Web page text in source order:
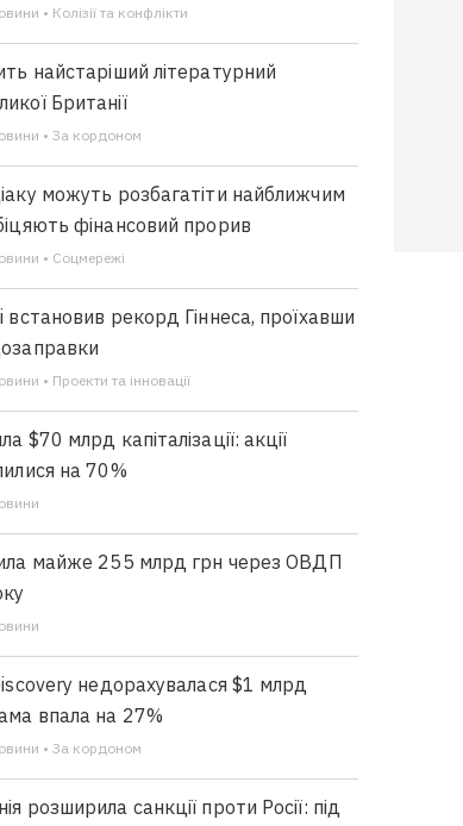
• Колізії та конфлікти
найстаріший літературний
Британії
• За кордоном
можуть розбагатіти найближчим
фінансовий прорив
• Соцмережі
встановив рекорд Гіннеса, проїхавши
• Проекти та інновації
$70 млрд капіталізації: акції
на 70%
майже 255 млрд грн через ОВДП
недорахувалася $1 млрд
впала на 27%
• За кордоном
розширила санкції проти Росії: під